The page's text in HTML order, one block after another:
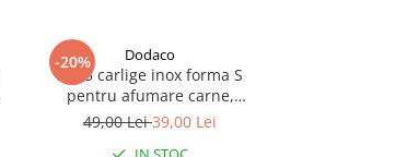
-20% Dodaco
Set 5 carlige inox forma S
pentru afumare carne,
macelarie, rezistente, sustinere
49,00 Lei39,00 Lei